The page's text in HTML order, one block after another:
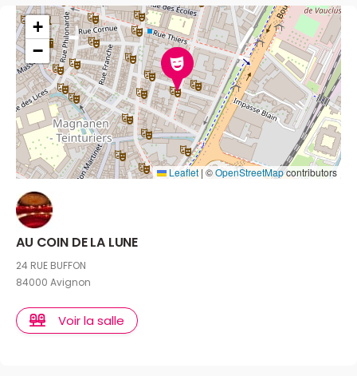
+
−
Leaflet| ©OpenStreetMapcontributors
AU COIN DE LA LUNE
24 RUE BUFFON
84000 Avignon
Voir la salle